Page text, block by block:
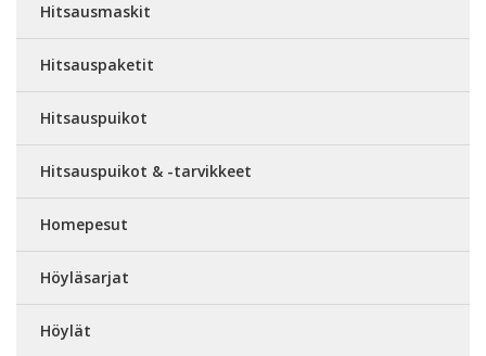
Hitsausmaskit
Hitsauspaketit
Hitsauspuikot
Hitsauspuikot & -tarvikkeet
Homepesut
Höyläsarjat
Höylät